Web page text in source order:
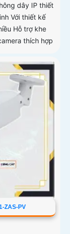
dây IP thiết
Với thiết kế
Hỗ trợ khe
thích hợp
ZAS-PV